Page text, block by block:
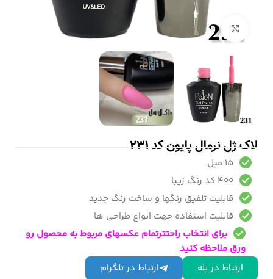
بزرگنمایی تصویر
لاک ژل نرمال پایون کد 231
15 میل
400 کد رنگ زیبا
قابلیت تلفیق رنگها و ساخت رنگ جدید
قابلیت استفاده جهت انواع طراحی ها
برای انتخاب راحتترتمام عکسهای مربوط به محصول رو
ورق ملاحظه کنید
ارتباط در بله
ارتباط در تلگرام